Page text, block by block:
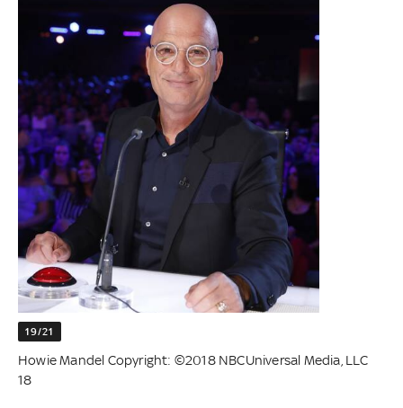
19/21
Howie Mandel Copyright: ©2018 NBCUniversal Media, LLC
18